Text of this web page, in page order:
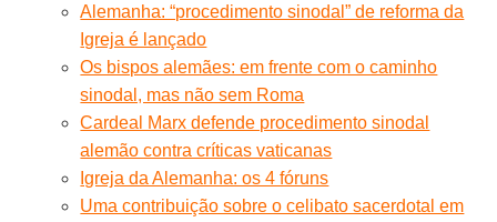
Alemanha: “procedimento sinodal” de reforma da
Igreja é lançado
Os bispos alemães: em frente com o caminho
sinodal, mas não sem Roma
Cardeal Marx defende procedimento sinodal
alemão contra críticas vaticanas
Igreja da Alemanha: os 4 fóruns
Uma contribuição sobre o celibato sacerdotal em